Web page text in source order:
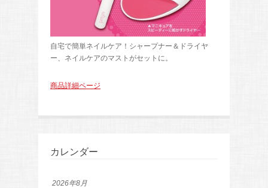
自宅で簡単ネイルケア！シャープナー＆ドライヤ
ー、ネイルケアのマストがセットに。
商品詳細ページ
カレンダー
2026年8月